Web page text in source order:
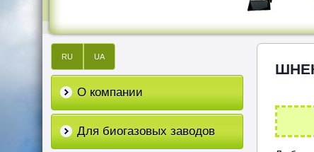
RU UA
О компании
Для биогазовых заводов